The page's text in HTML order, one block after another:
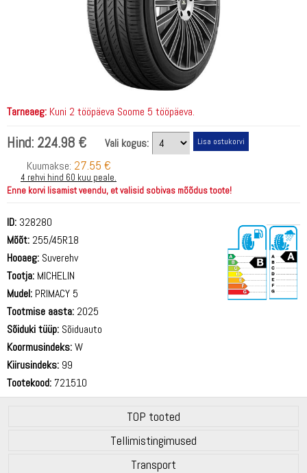
Tarneaeg: Kuni 2 tööpäeva Soome 5 tööpäeva.
Hind: 224.98 €
Vali kogus:
Kuumakse: 27.55 €
4 rehvi hind 60 kuu peale.
Enne korvi lisamist veendu, et valisid sobivas mõõdus toote!
ID: 328280
Mõõt: 255/45R18
Hooaeg: Suverehv
Tootja: MICHELIN
Mudel: PRIMACY 5
Tootmise aasta: 2025
Sõiduki tüüp: Sõiduauto
Koormusindeks:W
Kiirusindeks: 99
Tootekood: 721510
TOP tooted
Tellimistingimused
Transport